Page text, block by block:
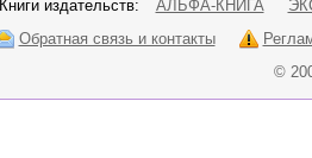
Книги издательств:
АЛЬФА-КНИГА
Обратная связь и контакты
©